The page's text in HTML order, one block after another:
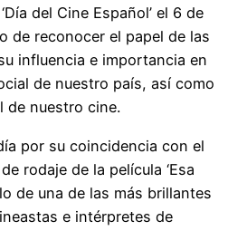
del Cine Español’ el 6 de
de reconocer el papel de las
influencia e importancia en
de nuestro país, así como
de nuestro cine.
por su coincidencia con el
rodaje de la película ‘Esa
de una de las más brillantes
e intérpretes de